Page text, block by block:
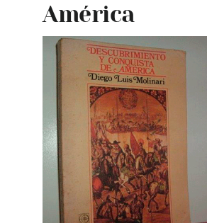
América